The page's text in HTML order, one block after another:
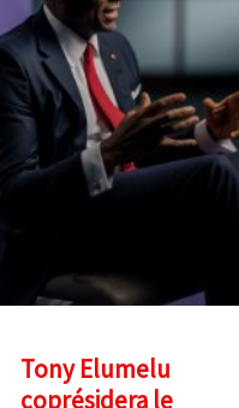
Tony Elumelu
coprésidera le